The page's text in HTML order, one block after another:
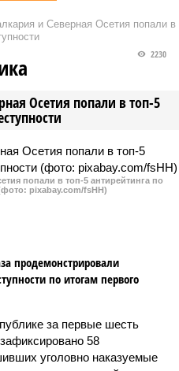
и Северная Осетия попали в
Осетия попали в топ-5
2230
попали в топ-5 антирейтинга по
pixabay.com/fsHH)
продемонстрировали
по итогам первого
за первые шесть
58
уголовно наказуемые